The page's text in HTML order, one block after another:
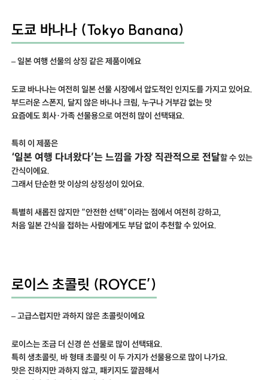
도쿄 바나나 (Tokyo Banana)
– 일본 여행 선물의 상징 같은 제품이에요
도쿄 바나나는 여전히 일본 선물 시장에서 압도적인 인지도를 가지고 있어요.
부드러운 스폰지, 달지 않은 바나나 크림, 누구나 거부감 없는 맛
요즘에도 회사·가족 선물용으로 여전히 많이 선택돼요.
특히 이 제품은
‘일본 여행 다녀왔다’는 느낌을 가장 직관적으로 전달할 수 있는
간식이에요.
그래서 단순한 맛 이상의 상징성이 있어요.
특별히 새롭진 않지만 “안전한 선택”이라는 점에서 여전히 강하고,
처음 일본 간식을 접하는 사람에게도 부담 없이 추천할 수 있어요.
로이스 초콜릿 (ROYCE’)
– 고급스럽지만 과하지 않은 초콜릿이에요
로이스는 조금 더 신경 쓴 선물로 많이 선택돼요.
특히 생초콜릿, 바 형태 초콜릿 이 두 가지가 선물용으로 많이 나가요.
맛은 진하지만 과하지 않고, 패키지도 깔끔해서